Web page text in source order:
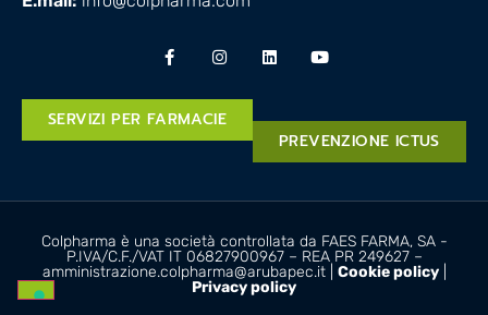
SERVIZI PER FARMACIE
PREVENZIONE ICTUS
Colpharma è una società controllata da FAES FARMA, SA -
P.IVA/C.F./VAT IT 06827900967 – REA PR 249627 –
amministrazione.colpharma@arubapec.it | Cookie policy|
Privacy policy